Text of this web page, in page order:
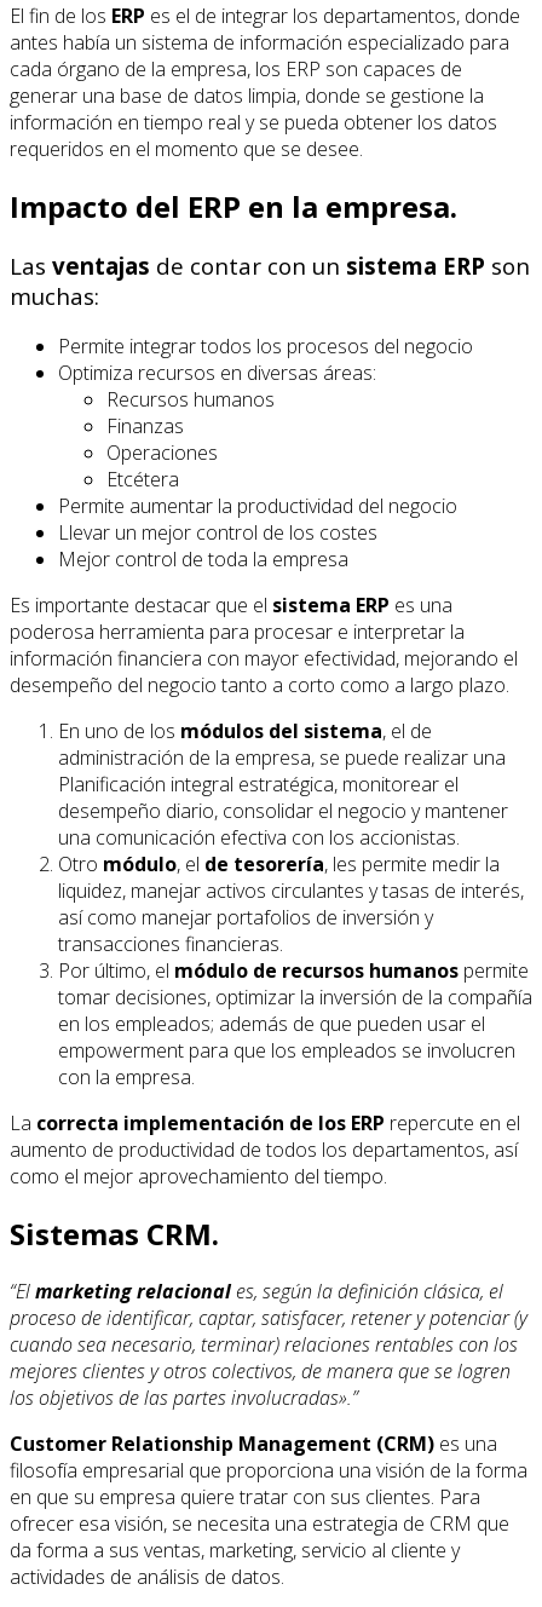
El fin de los ERP es el de integrar los departamentos, donde
antes había un sistema de información especializado para
cada órgano de la empresa, los ERP son capaces de
generar una base de datos limpia, donde se gestione la
información en tiempo real y se pueda obtener los datos
requeridos en el momento que se desee.
Impacto del ERP en la empresa.
Las ventajas de contar con un sistema ERP son
muchas:
Permite integrar todos los procesos del negocio
Optimiza recursos en diversas áreas:
Recursos humanos
Finanzas
Operaciones
Etcétera
Permite aumentar la productividad del negocio
Llevar un mejor control de los costes
Mejor control de toda la empresa
Es importante destacar que el sistema ERP es una
poderosa herramienta para procesar e interpretar la
información financiera con mayor efectividad, mejorando el
desempeño del negocio tanto a corto como a largo plazo.
En uno de los módulos del sistema, el de
administración de la empresa, se puede realizar una
Planificación integral estratégica, monitorear el
desempeño diario, consolidar el negocio y mantener
una comunicación efectiva con los accionistas.
Otro módulo, el de tesorería, les permite medir la
liquidez, manejar activos circulantes y tasas de interés,
así como manejar portafolios de inversión y
transacciones financieras.
Por último, el módulo de recursos humanos permite
tomar decisiones, optimizar la inversión de la compañía
en los empleados; además de que pueden usar el
empowerment para que los empleados se involucren
con la empresa.
La correcta implementación de los ERP repercute en el
aumento de productividad de todos los departamentos, así
como el mejor aprovechamiento del tiempo.
Sistemas CRM.
“Elmarketing relacionales, según la definición clásica, el
proceso de identificar, captar, satisfacer, retener y potenciar (y
cuando sea necesario, terminar) relaciones rentables con los
mejores clientes y otros colectivos, de manera que se logren
los objetivos de las partes involucradas».”
Customer Relationship Management (CRM) es una
filosofía empresarial que proporciona una visión de la forma
en que su empresa quiere tratar con sus clientes. Para
ofrecer esa visión, se necesita una estrategia de CRM que
da forma a sus ventas, marketing, servicio al cliente y
actividades de análisis de datos.